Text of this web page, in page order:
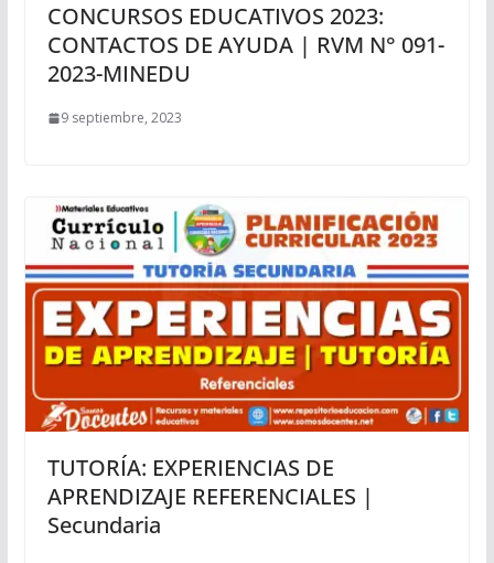
CONCURSOS EDUCATIVOS 2023:
CONTACTOS DE AYUDA | RVM N° 091-
2023-MINEDU
9 septiembre, 2023
TUTORÍA: EXPERIENCIAS DE
APRENDIZAJE REFERENCIALES |
Secundaria